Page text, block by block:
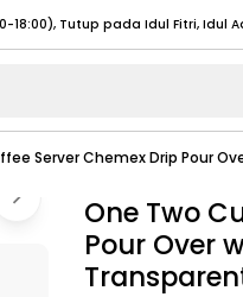
20:00), Tutup pada Idul Fitri
(08:00 - 17:00) Selengkapnya
(08:00 - 17:00) Selengkapnya
20:00), Tutup pada Idul Fitri
20:00), Tutup pada Idul Fitri
Server Chemex Drip Pour
One Two
Pour Over